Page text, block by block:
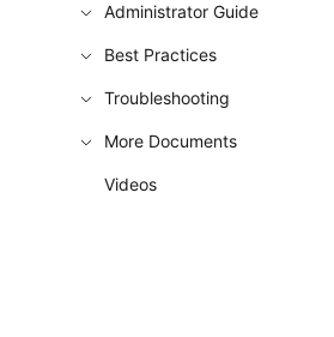
Administrator Guide
Best Practices
Troubleshooting
More Documents
Videos